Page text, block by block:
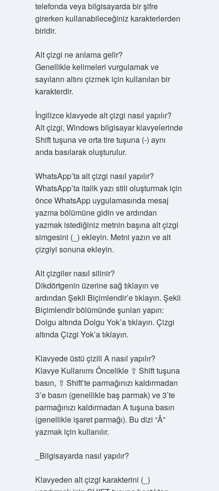
telefonda veya bilgisayarda bir şifre
girerken kullanabileceğiniz karakterlerden
biridir.
Alt çizgi ne anlama gelir?
Genellikle kelimeleri vurgulamak ve
sayıların altını çizmek için kullanılan bir
karakterdir.
İngilizce klavyede alt çizgi nasıl yapılır?
Alt çizgi, Windows bilgisayar klavyelerinde
Shift tuşuna ve orta tire tuşuna (-) aynı
anda basılarak oluşturulur.
WhatsApp’ta alt çizgi nasıl yapılır?
WhatsApp’ta italik yazı stili oluşturmak için
önce WhatsApp uygulamasında mesaj
yazma bölümüne gidin ve ardından
yazmak istediğiniz metnin başına alt çizgi
simgesini (_) ekleyin. Metni yazın ve alt
çizgiyi sonuna ekleyin.
Alt çizgiler nasıl silinir?
Dikdörtgenin üzerine sağ tıklayın ve
ardından Şekli Biçimlendir’e tıklayın. Şekli
Biçimlendir bölümünde şunları yapın:
Dolgu altında Dolgu Yok’a tıklayın. Çizgi
altında Çizgi Yok’a tıklayın.
Klavyede üstü çizili A nasıl yapılır?
Klavye Kullanımı Öncelikle ⇧ Shift tuşuna
basın, ⇧ Shift’te parmağınızı kaldırmadan
3’e basın (genellikle baş parmak) ve 3’te
parmağınızı kaldırmadan A tuşuna basın
(genellikle işaret parmağı). Bu dizi “Â”
yazmak için kullanılır.
_Bilgisayarda nasıl yapılır?
Klavyeden alt çizgi karakterini (_)